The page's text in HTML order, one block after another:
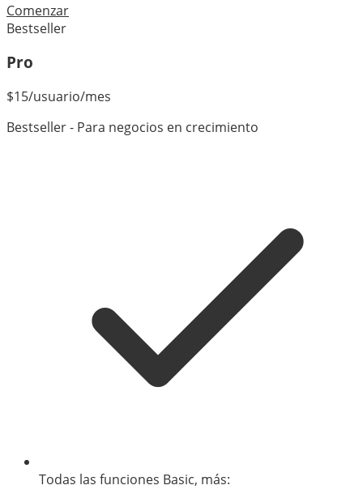
Comenzar
Bestseller
Pro
$15/usuario/mes
Bestseller - Para negocios en crecimiento
Todas las funciones Basic, más: